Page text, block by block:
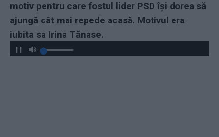
motiv pentru care fostul lider PSD își dorea să
ajungă cât mai repede acasă. Motivul era
iubita sa Irina Tănase.